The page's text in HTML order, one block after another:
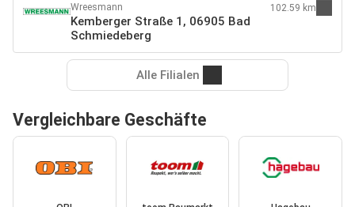
Wreesmann
Kemberger Straße 1, 06905 Bad
Schmiedeberg
102.59 km
Alle Filialen
Vergleichbare Geschäfte